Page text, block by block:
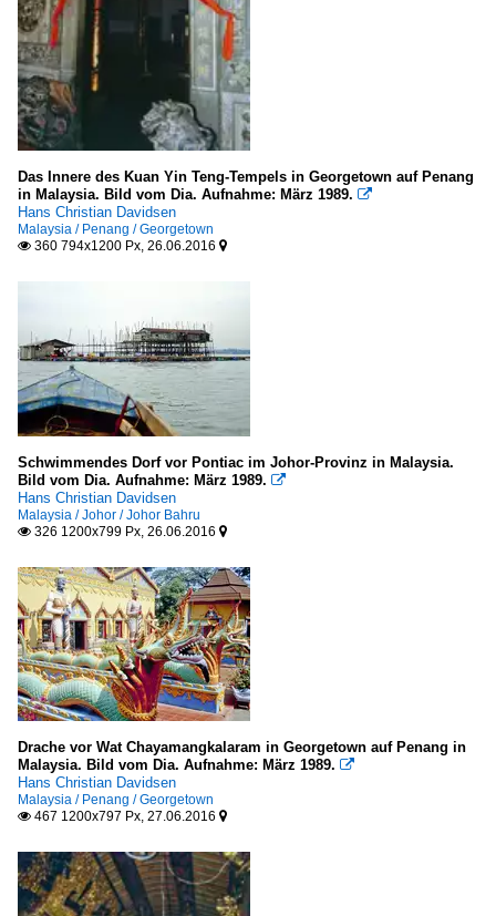
Das Innere des Kuan Yin Teng-Tempels in Georgetown auf Penang
in Malaysia. Bild vom Dia. Aufnahme: März 1989. 
Hans Christian Davidsen
Malaysia / Penang / Georgetown
 360 794x1200 Px, 26.06.2016 
Schwimmendes Dorf vor Pontiac im Johor-Provinz in Malaysia.
Bild vom Dia. Aufnahme: März 1989. 
Hans Christian Davidsen
Malaysia / Johor / Johor Bahru
 326 1200x799 Px, 26.06.2016 
Drache vor Wat Chayamangkalaram in Georgetown auf Penang in
Malaysia. Bild vom Dia. Aufnahme: März 1989. 
Hans Christian Davidsen
Malaysia / Penang / Georgetown
 467 1200x797 Px, 27.06.2016 